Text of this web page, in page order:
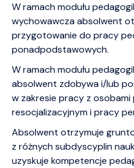
W ramach modułu
wychowawcza absolwent
przygotowanie do pracy
ponadpodstawowych.
W ramach modułu
absolwent zdobywa i/lub
w zakresie pracy z osobami
resocjalizacyjnym i pracy
Absolwent otrzymuje
z różnych subdyscyplin
uzyskuje kompetencje